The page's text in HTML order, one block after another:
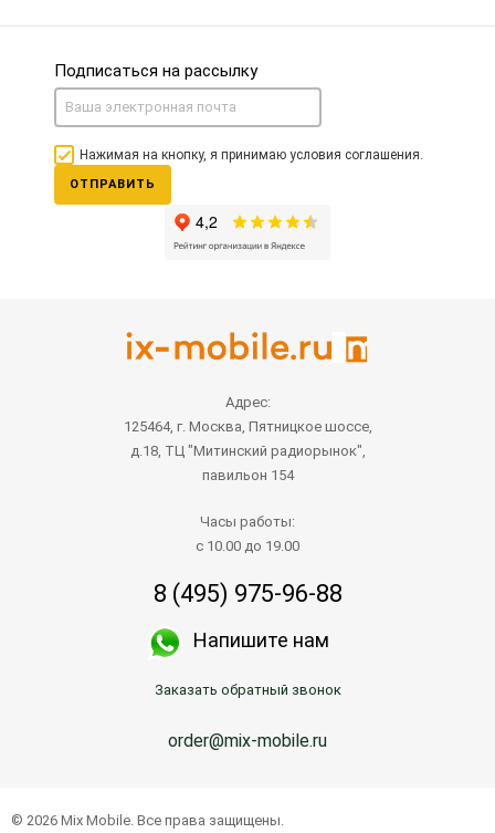
Подписаться на рассылку
Нажимая на кнопку, я принимаю условия соглашения.
ОТПРАВИТЬ
Адрес:
125464, г. Москва, Пятницкое шоссе,
д.18, ТЦ "Митинский радиорынок",
павильон 154
Часы работы:
с 10.00 до 19.00
8 (495) 975-96-88
Напишите нам
Заказать обратный звонок
order@mix-mobile.ru
© 2026 Mix Mobile. Все права защищены.